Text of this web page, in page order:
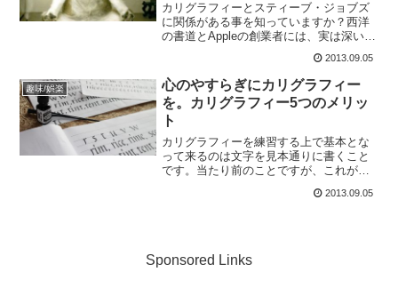
カリグラフィーとスティーブ・ジョブズ
に関係がある事を知っていますか？西洋
の書道とAppleの創業者には、実は深い関
係があったのです。今回は、『カリグラ
フィー×スティーブ・ジョブズ』が生んだ
芸術的発明品について紹介したいと思い
ます。若かりし頃...
2013.09.05
趣味/娯楽
心のやすらぎにカリグラフィー
を。カリグラフィー5つのメリッ
ト
カリグラフィーを練習する上で基本とな
って来るのは文字を見本通りに書くこと
です。当たり前のことですが、これがな
たすら数をこなし気づけば驚くほどの時
2013.09.05
Sponsored Links